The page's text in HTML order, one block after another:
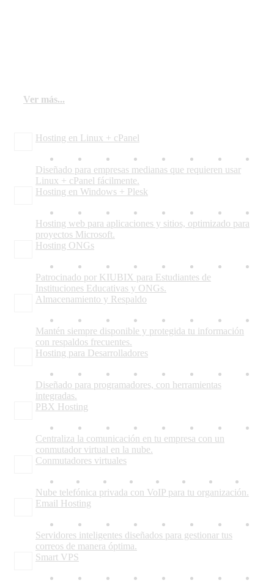
Ver más...
Hosting en Linux + cPanel
Diseñado para empresas medianas que requieren usar
Linux + cPanel fácilmente.
Hosting en Windows + Plesk
Hosting web para aplicaciones y sitios, optimizado para
proyectos Microsoft.
Hosting ONGs
Patrocinado por KIUBIX para Estudiantes de
Instituciones Educativas y ONGs.
Almacenamiento y Respaldo
Mantén siempre disponible y protegida tu información
con respaldos frecuentes.
Hosting para Desarrolladores
Diseñado para programadores, con herramientas
integradas.
PBX Hosting
Centraliza la comunicación en tu empresa con un
conmutador virtual en la nube.
Conmutadores virtuales
Nube telefónica privada con VoIP para tu organización.
Email Hosting
Servidores inteligentes diseñados para gestionar tus
correos de manera óptima.
Smart VPS